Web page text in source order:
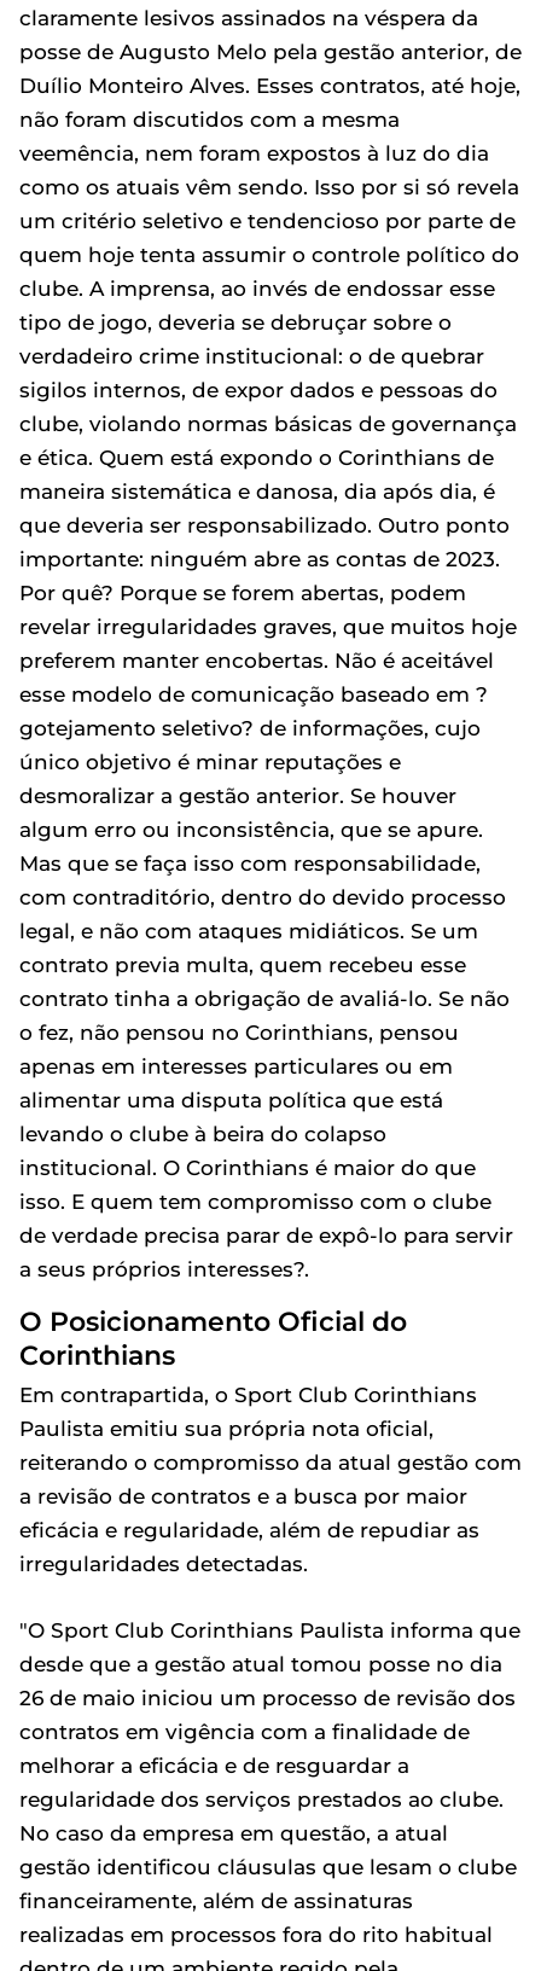
claramente lesivos assinados na véspera da
posse de Augusto Melo pela gestão anterior, de
Duílio Monteiro Alves. Esses contratos, até hoje,
não foram discutidos com a mesma
veemência, nem foram expostos à luz do dia
como os atuais vêm sendo. Isso por si só revela
um critério seletivo e tendencioso por parte de
quem hoje tenta assumir o controle político do
clube. A imprensa, ao invés de endossar esse
tipo de jogo, deveria se debruçar sobre o
verdadeiro crime institucional: o de quebrar
sigilos internos, de expor dados e pessoas do
clube, violando normas básicas de governança
e ética. Quem está expondo o Corinthians de
maneira sistemática e danosa, dia após dia, é
que deveria ser responsabilizado. Outro ponto
importante: ninguém abre as contas de 2023.
Por quê? Porque se forem abertas, podem
revelar irregularidades graves, que muitos hoje
preferem manter encobertas. Não é aceitável
esse modelo de comunicação baseado em ?
gotejamento seletivo? de informações, cujo
único objetivo é minar reputações e
desmoralizar a gestão anterior. Se houver
algum erro ou inconsistência, que se apure.
Mas que se faça isso com responsabilidade,
com contraditório, dentro do devido processo
legal, e não com ataques midiáticos. Se um
contrato previa multa, quem recebeu esse
contrato tinha a obrigação de avaliá-lo. Se não
o fez, não pensou no Corinthians, pensou
apenas em interesses particulares ou em
alimentar uma disputa política que está
levando o clube à beira do colapso
institucional. O Corinthians é maior do que
isso. E quem tem compromisso com o clube
de verdade precisa parar de expô-lo para servir
a seus próprios interesses?.
O Posicionamento Oficial do
Corinthians
Em contrapartida, o Sport Club Corinthians
Paulista emitiu sua própria nota oficial,
reiterando o compromisso da atual gestão com
a revisão de contratos e a busca por maior
eficácia e regularidade, além de repudiar as
irregularidades detectadas.
"O Sport Club Corinthians Paulista informa que
desde que a gestão atual tomou posse no dia
26 de maio iniciou um processo de revisão dos
contratos em vigência com a finalidade de
melhorar a eficácia e de resguardar a
regularidade dos serviços prestados ao clube.
No caso da empresa em questão, a atual
gestão identificou cláusulas que lesam o clube
financeiramente, além de assinaturas
realizadas em processos fora do rito habitual